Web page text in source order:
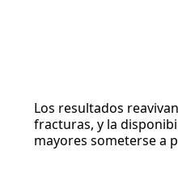
Los resultados
fracturas, y la
mayores someterse a